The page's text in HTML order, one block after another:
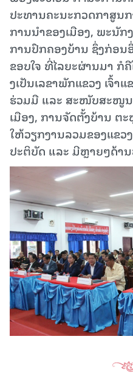
ປະທານຄະນະກວດກາສູນ
ການນໍາຂອງເມືອງ, ພະນັ
ການປົກຄອງບ້ານ ຊຶ່ງກ່ອນ
ຂອບໃຈ ທີ່ໄລຍະຜ່ານມາ
ງເປັນເລຂາພັກແຂວງ ເຈົ້າ
ຮ່ວມມື ແລະ ສະໜັບສະໜູ
ເມືອງ, ການຈັດຕັ້ງບ້ານ ຕ
ໃຫ້ວຽກງານລວມຂອງແຂວ
ປະຕິບັດ ແລະ ມີຫຼາຍໆດ້າ